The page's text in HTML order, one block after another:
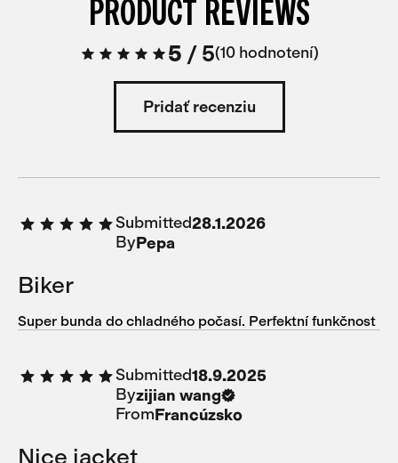
PRODUCT REVIEWS
5 /5 10 hodnotení
Pridať recenziu
Submitted28.1.2026
ByPepa
Biker
Super bunda do chladného počasí. Perfektní funkčnost
Submitted18.9.2025
Byzijian wang
FromFrancúzsko
Nice jacket